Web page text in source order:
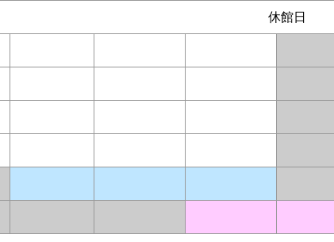
休館日